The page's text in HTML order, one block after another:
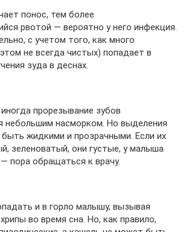
понос, тем более
рвотой — вероятно у него инфекция.
с учетом того, как много
не всегда чистых) попадает в
зуда в деснах.
прорезывание зубов
небольшим насморком. Но выделения
жидкими и прозрачными. Если их
зеленоватый, они густые, у малыша
пора обращаться к врачу.
и в горло малышу, вызывая
во время сна. Но, как правило,